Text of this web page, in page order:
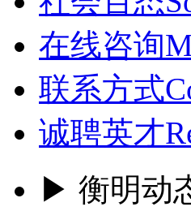
在线咨询
联系方式
诚聘英才
▶ 衡明动